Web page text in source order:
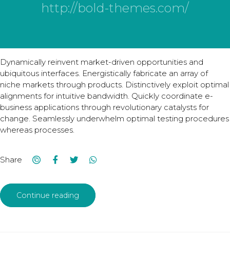
http://bold-themes.com/
Dynamically reinvent market-driven opportunities and
ubiquitous interfaces. Energistically fabricate an array of
niche markets through products. Distinctively exploit optimal
alignments for intuitive bandwidth. Quickly coordinate e-
business applications through revolutionary catalysts for
change. Seamlessly underwhelm optimal testing procedures
whereas processes.
Share
Continue reading